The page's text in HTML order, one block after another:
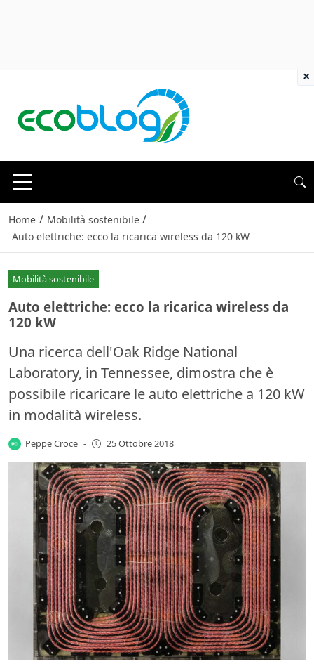
Home / Mobilità sostenibile /
Auto elettriche: ecco la ricarica wireless da 120 kW
Mobilità sostenibile
Auto elettriche: ecco la ricarica wireless da
120 kW
Una ricerca dell'Oak Ridge National
Laboratory, in Tennessee, dimostra che è
possibile ricaricare le auto elettriche a 120 kW
in modalità wireless.
Peppe Croce - 25 Ottobre 2018
×